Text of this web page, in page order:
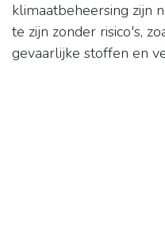
klimaatbeheersing zijn
te zijn zonder risico's,
gevaarlijke stoffen en